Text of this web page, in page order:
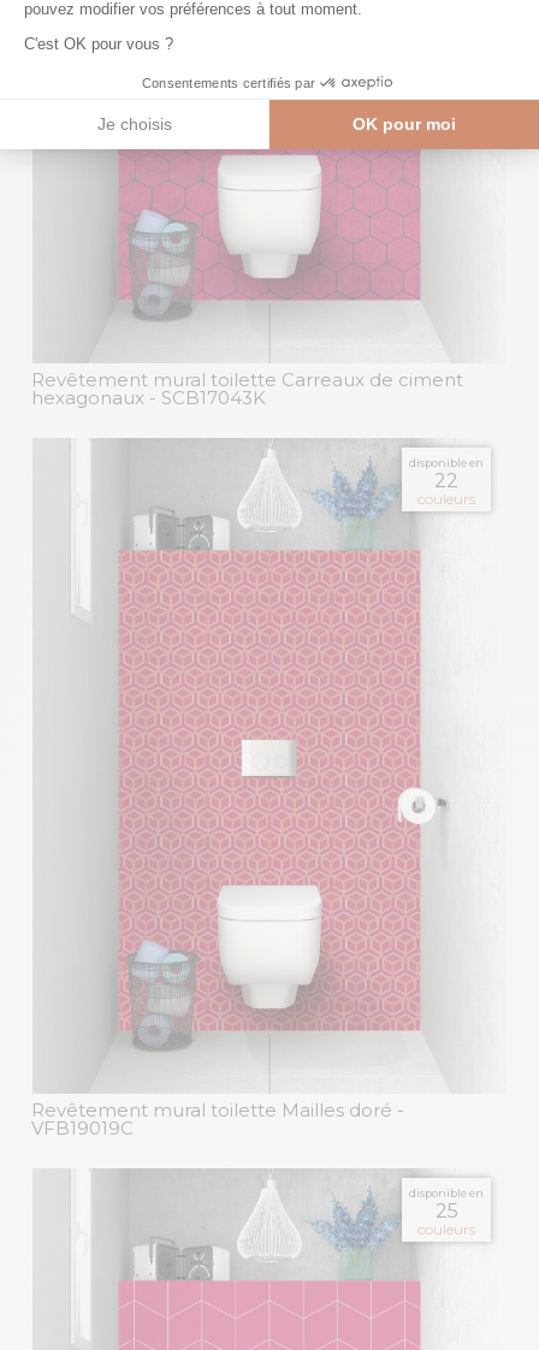
Revêtement mural toilette Carreaux de ciment
hexagonaux - SCB17043K
disponible en
22
couleurs
Revêtement mural toilette Mailles doré -
VFB19019C
disponible en
25
couleurs